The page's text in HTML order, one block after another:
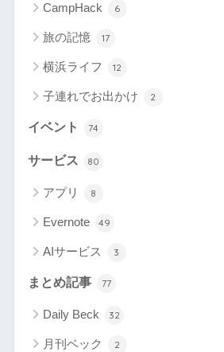
CampHack 6
旅の記憶 17
横浜ライフ 12
子連れでお出かけ 2
イベント 74
サービス 80
アプリ 8
Evernote 49
AIサービス 3
まとめ記事 77
Daily Beck 32
月刊ベック 2